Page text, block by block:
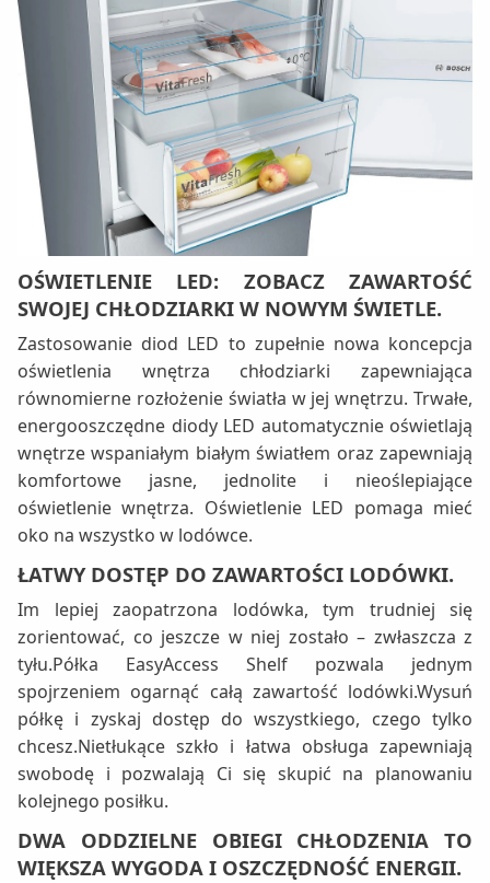
OŚWIETLENIE LED: ZOBACZ ZAWARTOŚĆ
SWOJEJ CHŁODZIARKI W NOWYM ŚWIETLE.
Zastosowanie diod LED to zupełnie nowa koncepcja
oświetlenia wnętrza chłodziarki zapewniająca
równomierne rozłożenie światła w jej wnętrzu. Trwałe,
energooszczędne diody LED automatycznie oświetlają
wnętrze wspaniałym białym światłem oraz zapewniają
komfortowe jasne, jednolite i nieoślepiające
oświetlenie wnętrza. Oświetlenie LED pomaga mieć
oko na wszystko w lodówce.
ŁATWY DOSTĘP DO ZAWARTOŚCI LODÓWKI.
Im lepiej zaopatrzona lodówka, tym trudniej się
zorientować, co jeszcze w niej zostało – zwłaszcza z
tyłu.Półka EasyAccess Shelf pozwala jednym
spojrzeniem ogarnąć całą zawartość lodówki.Wysuń
półkę i zyskaj dostęp do wszystkiego, czego tylko
chcesz.Nietłukące szkło i łatwa obsługa zapewniają
swobodę i pozwalają Ci się skupić na planowaniu
kolejnego posiłku.
DWA ODDZIELNE OBIEGI CHŁODZENIA TO
WIĘKSZA WYGODA I OSZCZĘDNOŚĆ ENERGII.